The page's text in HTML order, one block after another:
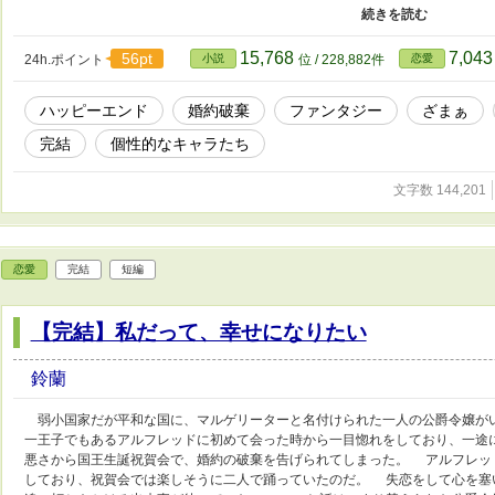
ですので、最後まで読んでいただけると嬉しいです。 登場人物 リーゼリア・
令息 ラノア・シェフレラ伯爵令嬢（双子姉） ハルジオン・シェフレラ伯爵令
嬢 ミヤ（リーゼリアの侍女） イブ（平民） グラナダ・アムステルダム（王太
キプロス・モンテカルロ侯爵
24h.ポイント 56pt 小説 15,768 位 / 228,882件 恋愛
ハッピーエンド 婚約破棄 ファンタジー
ざまぁ
完結
個性的なキャラたち
文字数 144,201
恋愛 完結 短編
【完結】私だって、幸せになりたい
鈴蘭
弱小国家だが平和な国に、マルゲリーターと名付けられた一人の公爵令嬢
一王子でもあるアルフレッドに初めて会った時から一目惚れをしており、一
悪さから国王生誕祝賀会で、婚約の破棄を告げられてしまった。 アルフレ
しており、祝賀会では楽しそうに二人で踊っていたのだ。 失恋をして心を